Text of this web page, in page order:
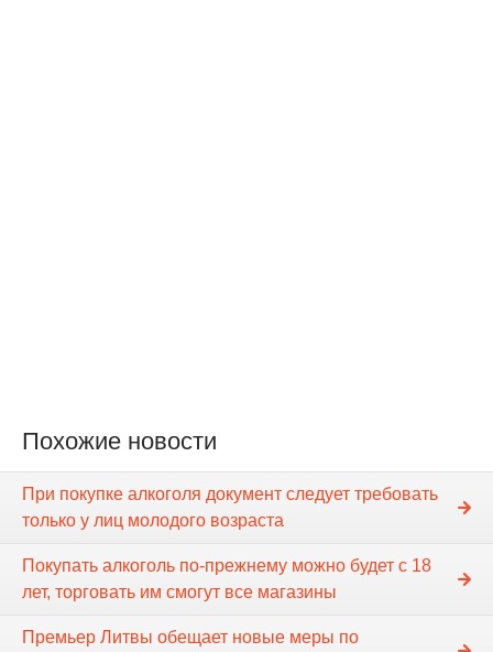
Похожие новости
При покупке алкоголя документ следует требовать
только у лиц молодого возраста
Покупать алкоголь по-прежнему можно будет с 18
лет, торговать им смогут все магазины
Премьер Литвы обещает новые меры по